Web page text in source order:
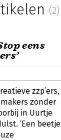
(2)
eens
zzp’ers,
zonder
in Uurtje
‘Een beetje